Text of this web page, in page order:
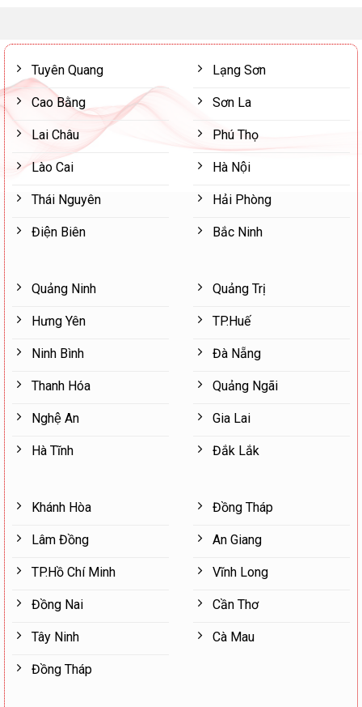
Tuyên Quang
Cao Bằng
Lai Châu
Lào Cai
Thái Nguyên
Điện Biên
Lạng Sơn
Sơn La
Phú Thọ
Hà Nội
Hải Phòng
Bắc Ninh
Quảng Ninh
Hưng Yên
Ninh Bình
Thanh Hóa
Nghệ An
Hà Tĩnh
Quảng Trị
TP.Huế
Đà Nẵng
Quảng Ngãi
Gia Lai
Đắk Lắk
Khánh Hòa
Lâm Đồng
TP.Hồ Chí Minh
Đồng Nai
Tây Ninh
Đồng Tháp
Đồng Tháp
An Giang
Vĩnh Long
Cần Thơ
Cà Mau